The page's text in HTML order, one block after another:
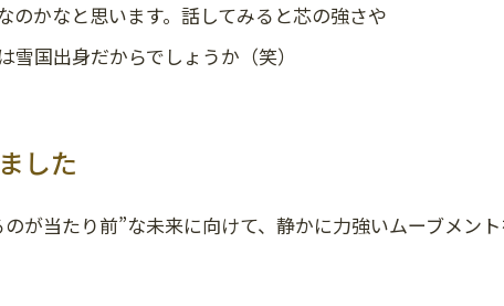
のかなと思います。話してみると芯の強さや
国出身だからでしょうか（笑）
した
のが当たり前”な未来に向けて、静かに力強いムーブメン